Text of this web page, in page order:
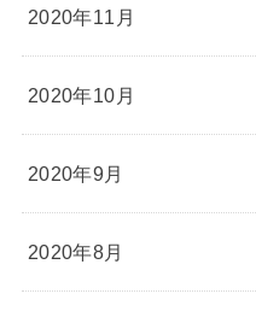
2020年11月
2020年10月
2020年9月
2020年8月